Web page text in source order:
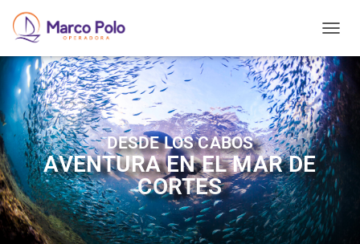
O
G
G
L
E
N
A
V
I
G
A
T
DESDE LOS CABOS
AVENTURA EN EL MAR DE
CORTES